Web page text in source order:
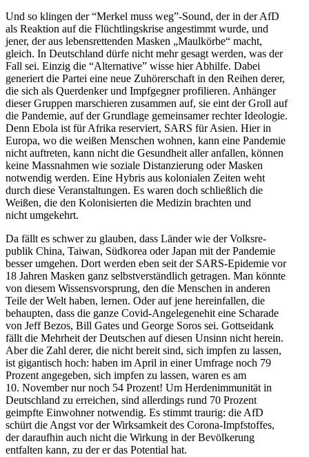
Und so klingen der “Merkel muss weg”-Sound, der in der AfD
als Reaktion auf die Flücht­lings­krise angestimmt wurde, und
jener, der aus lebens­ret­tenden Masken „Maulkörbe“ macht,
gleich. In Deutschland dürfe nicht mehr gesagt werden, was der
Fall sei. Einzig die “Alter­native” wisse hier Abhilfe. Dabei
generiert die Partei eine neue Zuhörer­schaft in den Reihen derer,
die sich als Querdenker und Impfgegner profi­lieren. Anhänger
dieser Gruppen marschieren zusammen auf, sie eint der Groll auf
die Pandemie, auf der Grundlage gemein­samer rechter Ideologie.
Denn Ebola ist für Afrika reser­viert, SARS für Asien. Hier in
Europa, wo die weißen Menschen wohnen, kann eine Pandemie
nicht auftreten, kann nicht die Gesundheit aller anfallen, können
keine Massnahmen wie soziale Distan­zierung oder Masken
notwendig werden. Eine Hybris aus kolonialen Zeiten weht
durch diese Veran­stal­tungen. Es waren doch schließlich die
Weißen, die den Koloni­sierten die Medizin brachten und
nicht umgekehrt.
Da fällt es schwer zu glauben, dass Länder wie der Volks­re­
publik China, Taiwan, Südkorea oder Japan mit der Pandemie
besser umgehen. Dort werden eben seit der SARS-Epidemie vor
18 Jahren Masken ganz selbst­ver­ständlich getragen. Man könnte
von diesem Wissens­vor­sprung, den die Menschen in anderen
Teile der Welt haben, lernen. Oder auf jene herein­fallen, die
behaupten, dass die ganze Covid-Angele­ge­nehit eine Scharade
von Jeff Bezos, Bill Gates und George Soros sei. Gottseidank
fällt die Mehrheit der Deutschen auf diesen Unsinn nicht herein.
Aber die Zahl derer, die nicht bereit sind, sich impfen zu lassen,
ist gigan­tisch hoch: haben im April in einer Umfrage noch 79
Prozent angegeben, sich impfen zu lassen, waren es am
10. November nur noch 54 Prozent! Um Herden­im­mu­nität in
Deutschland zu erreichen, sind aller­dings rund 70 Prozent
geimpfte Einwohner notwendig. Es stimmt traurig: die AfD
schürt die Angst vor der Wirksamkeit des Corona-Impfstoffes,
der daraufhin auch nicht die Wirkung in der Bevöl­kerung
entfalten kann, zu der er das Potential hat.